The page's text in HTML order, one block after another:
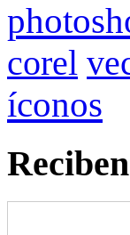
corel
íconos